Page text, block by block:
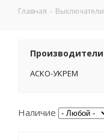
Главная - Выключатели
Производители
АСКО-УКРЕМ
Наличие